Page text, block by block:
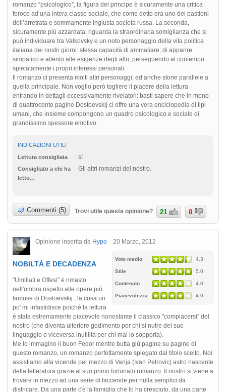
romanzo “psicologico”, la figura del principe è sicuramente una critica
feroce ad una intera classe sociale, che come detto era uno dei bastioni
dell’arretrata e sommamente ingiusta società russa. La seconda,
sicuramente più azzardata, riguarda la straordinaria somiglianza che si
può individuare tra Valkovsky e un noto personaggio della vita politica
italiana dei nostri giorni: stessa capacità di ammaliare, di apparire
simpatico e attento alle esigenze degli altri, perseguendo al contempo
spietatamente i propri interessi personali.
Il romanzo ci presenta molti altri personaggi, ed anche storie parallele a
quella principale. Non voglio però togliere il piacere della lettura
entrando in dettagli eccessivamente rivelatori: basti sapere che in meno
di quattrocento pagine Dostoevskij ci offre una vera enciclopedia di tipi
umani, che insieme compongono un quadro psicologico e sociale di
grandissimo spessore emotivo.
INDICAZIONI UTILI
Lettura consigliata
sì
Consigliato a chi ha
letto...
Gli altri romanzi del nostro.
Commenti (5) Trovi utile questa opinione? 21 0
Opinione inserita da Hypo 20 Marzo, 2012
Voto medio 4.3
Stile 5.0
Contenuto 4.0
Piacevolezza 4.0
NOBILTÀ E DECADENZA
"Umiliati e Offesi" è rimasto
nell'ombra rispetto alle opere più
famose di Dostoevskij , la cosa un
po' mi infastidisce poiché la lettura
è stata estremamente piacevole nonostante il classico "compiacersi" del
nostro (che diventa ulteriore godimento per chi si nutre del suo
linguaggio o viceversa inutilità per chi mal lo sopporta).
Me lo immagino il buon Fedor mentre butta giù pagine su pagine di
questo romanzo, un romanzo perfettamente spiegato dal titolo scelto. Noi
assistiamo alla vicende per mezzo di Vanja (Ivan Petrovic) astro nascente
della letteratura grazie al suo primo fortunato romanzo. Il nostro si viene a
trovare in mezzo ad una serie di faccende per nulla semplici da
districare. Da una parte c'è la famiglia che lo ha cresciuto, da una parte